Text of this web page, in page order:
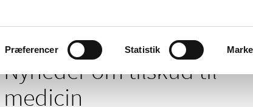
Præferencer Statistik
Nyheder om tilskud til
medicin